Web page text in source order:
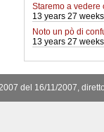
Staremo a vedere
13 years 27
Noto un pò di
13 years 27
del 16/11/2007,